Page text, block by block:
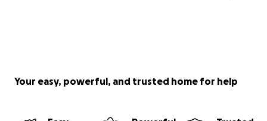
Your easy, powerful, and trusted home for help